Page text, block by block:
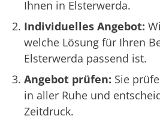
Ihnen in Elsterwerda.
Individuelles Angebot:
welche Lösung für Ihren
Elsterwerda passend ist.
Angebot prüfen: Sie
in aller Ruhe und
Zeitdruck.